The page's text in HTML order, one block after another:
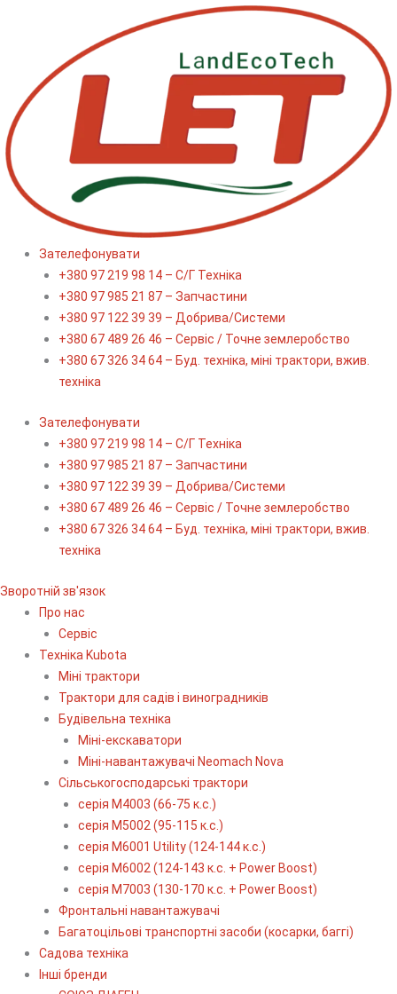
Зателефонувати
+380 97 219 98 14 – С/Г Техніка
+380 97 985 21 87 – Запчастини
+380 97 122 39 39 – Добрива/Cистеми
+380 67 489 26 46 – Сервіс / Точне землеробство
+380 67 326 34 64 – Буд. техніка, міні трактори, вжив.
техніка
Зателефонувати
+380 97 219 98 14 – С/Г Техніка
+380 97 985 21 87 – Запчастини
+380 97 122 39 39 – Добрива/Cистеми
+380 67 489 26 46 – Сервіс / Точне землеробство
+380 67 326 34 64 – Буд. техніка, міні трактори, вжив.
техніка
Зворотній зв'язок
Про нас
Сервіс
Технiка Kubota
Міні трактори
Трактори для садів і виноградників
Будівельна техніка
Міні-екскаватори
Міні-навантажувачі Neomach Nova
Сільськогосподарські трактори
серія М4003 (66-75 к.с.)
серія М5002 (95-115 к.с.)
серія M6001 Utility (124-144 к.с.)
серія М6002 (124-143 к.с. + Power Boost)
серія М7003 (130-170 к.с. + Power Boost)
Фронтальні навантажувачі
Багатоцільові транспортні засоби (косарки, баггі)
Садова техніка
Інші бренди